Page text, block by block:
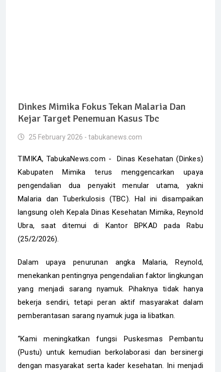
Dinkes Mimika Fokus Tekan Malaria Dan
Kejar Target Penemuan Kasus Tbc
25 February 2026 - tabukanews.com
TIMIKA, TabukaNews.com - Dinas Kesehatan (Dinkes)
Kabupaten Mimika terus menggencarkan upaya
pengendalian dua penyakit menular utama, yakni
Malaria dan Tuberkulosis (TBC). Hal ini disampaikan
langsung oleh Kepala Dinas Kesehatan Mimika, Reynold
Ubra, saat ditemui di Kantor BPKAD pada Rabu
(25/2/2026).
Dalam upaya penurunan angka Malaria, Reynold,
menekankan pentingnya pengendalian faktor lingkungan
yang menjadi sarang nyamuk. Pihaknya tidak hanya
bekerja sendiri, tetapi peran aktif masyarakat dalam
pemberantasan sarang nyamuk juga ia libatkan.
“Kami meningkatkan fungsi Puskesmas Pembantu
(Pustu) untuk kemudian berkolaborasi dan bersinergi
dengan masyarakat serta kader kesehatan. Ini menjadi